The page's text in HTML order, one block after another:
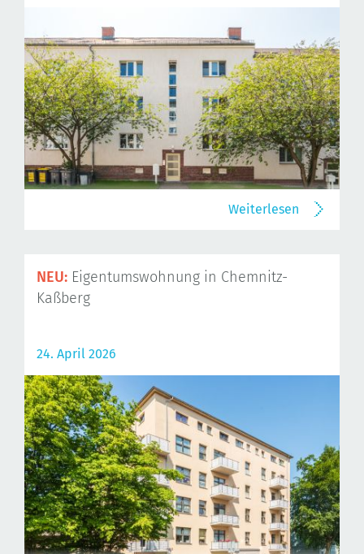
Weiterlesen
NEU: Eigentumswohnung in Chemnitz-
Kaßberg
24. April 2026